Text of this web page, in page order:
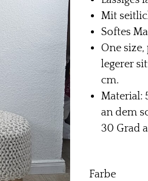
Mit
Softes
One
legerer
cm.
Material:
an dem
30 Grad
Farbe